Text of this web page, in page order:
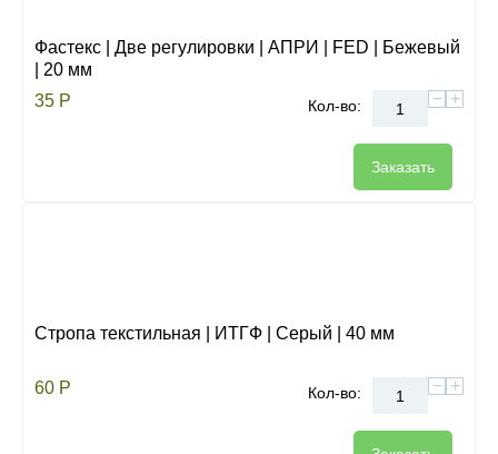
Фастекс | Две регулировки | АПРИ | FED | Бежевый
| 20 мм
35 Р Кол-во: +
−
Заказать
Стропа текстильная | ИТГФ | Серый | 40 мм
60 Р Кол-во: +
−